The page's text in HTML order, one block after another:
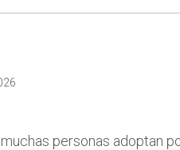
personas adoptan